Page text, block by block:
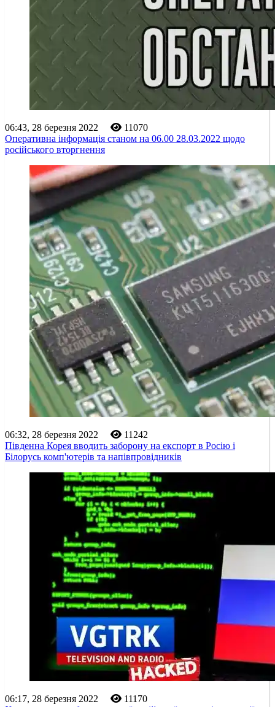
06:43, 28 березня 2022
11070
Оперативна інформація станом на 06.00 28.03.2022 щодо
російського вторгнення
06:32, 28 березня 2022
11242
Південна Корея вводить заборону на експорт в Росію і
Білорусь комп'ютерів та напівпровідників
06:17, 28 березня 2022
11170